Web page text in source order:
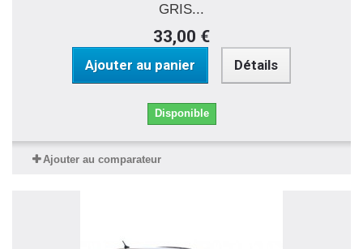
GRIS...
33,00 €
Ajouter au panier Détails
Disponible
Ajouter au comparateur